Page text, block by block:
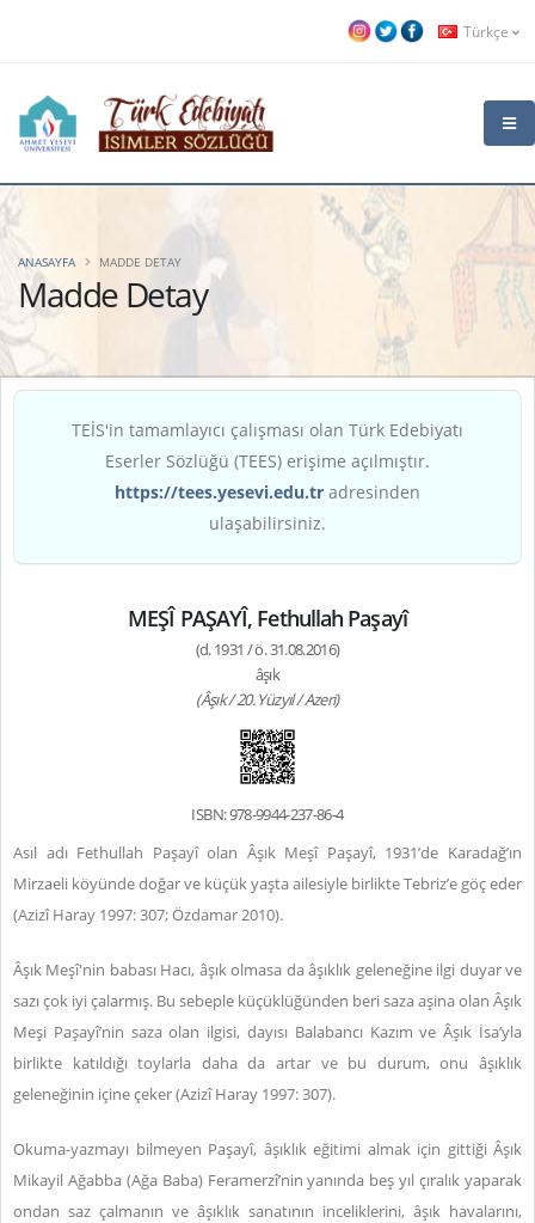
Türkçe
Madde Detay
ANASAYFA MADDE DETAY
TEİS'in tamamlayıcı çalışması olan Türk Edebiyatı
Eserler Sözlüğü (TEES) erişime açılmıştır.
https://tees.yesevi.edu.tr adresinden
ulaşabilirsiniz.
MEŞÎ PAŞAYÎ, Fethullah Paşayî
(d. 1931 / ö. 31.08.2016)
âşık
(Âşık / 20. Yüzyıl / Azeri)
ISBN: 978-9944-237-86-4
Asıl adı Fethullah Paşayî olan Âşık Meşî Paşayî, 1931’de Karadağ’ın
Mirzaeli köyünde doğar ve küçük yaşta ailesiyle birlikte Tebriz’e göç eder
(Azizî Haray 1997: 307; Özdamar 2010).
Âşık Meşî'nin babası Hacı, âşık olmasa da âşıklık geleneğine ilgi duyar ve
sazı çok iyi çalarmış. Bu sebeple küçüklüğünden beri saza aşina olan Âşık
Meşi Paşayî’nin saza olan ilgisi, dayısı Balabancı Kazım ve Âşık İsa’yla
birlikte katıldığı toylarla daha da artar ve bu durum, onu âşıklık
geleneğinin içine çeker (Azizî Haray 1997: 307).
Okuma-yazmayı bilmeyen Paşayî, âşıklık eğitimi almak için gittiği Âşık
Mikayil Ağabba (Ağa Baba) Feramerzî’nin yanında beş yıl çıralık yaparak
ondan saz çalmanın ve âşıklık sanatının inceliklerini, âşık havalarını,